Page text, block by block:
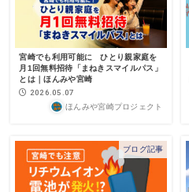
宮崎でも利用可能に ひとり親家庭を
月1回無料招待「まねきスマイルパス」
とは｜ほんみや宮崎
2026.05.07
ほんみや宮崎プロジェクト
ブログ記事